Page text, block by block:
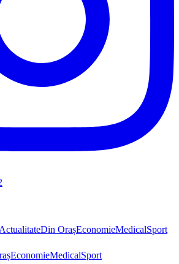
ActualitateDin OrașEconomieMedicalSport
EconomieMedicalSport